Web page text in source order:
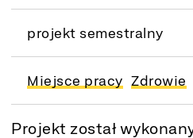
projekt semestralny
Miejsce pracy Zdrowie
Projekt został